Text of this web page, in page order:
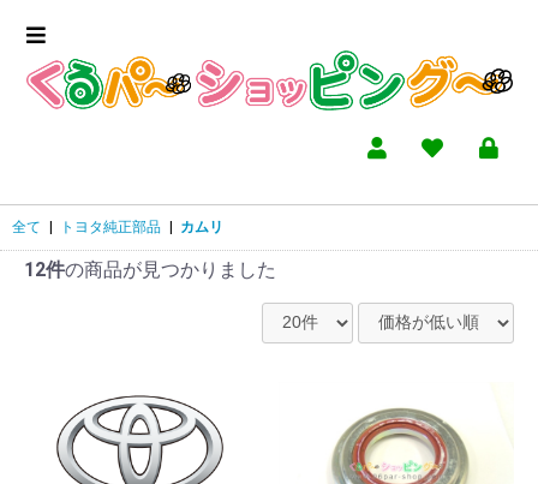
全て トヨタ純正部品 カムリ
12件の商品が見つかりました